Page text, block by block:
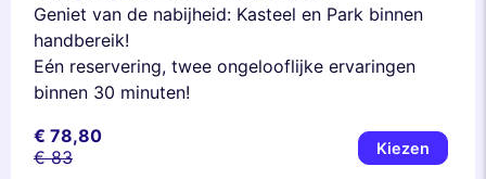
Geniet van de nabijheid: Kasteel en Park binnen
handbereik!
Eén reservering, twee ongelooflijke ervaringen
binnen 30 minuten!
€ 78,80
€ 83
Kiezen